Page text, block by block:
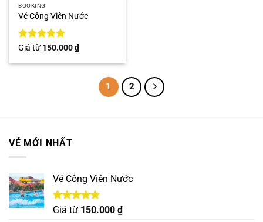
BOOKING
Vé Công Viên Nước
Được xếp
sao
Giá từ 150.000₫
1 2
VÉ MỚI NHẤT
Vé Công Viên Nước
Được xếp
Giá từ 150.000 ₫